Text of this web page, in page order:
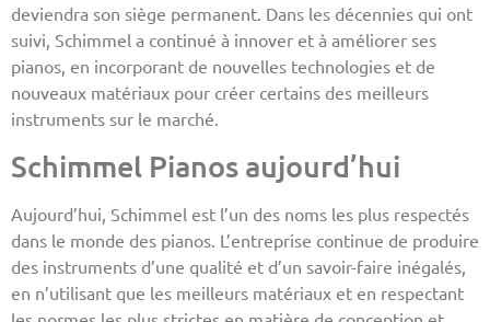
deviendra son siège permanent. Dans les décennies qui ont
suivi, Schimmel a continué à innover et à améliorer ses
pianos, en incorporant de nouvelles technologies et de
nouveaux matériaux pour créer certains des meilleurs
instruments sur le marché.
Schimmel Pianos aujourd’hui
Aujourd’hui, Schimmel est l’un des noms les plus respectés
dans le monde des pianos. L’entreprise continue de produire
des instruments d’une qualité et d’un savoir-faire inégalés,
en n’utilisant que les meilleurs matériaux et en respectant